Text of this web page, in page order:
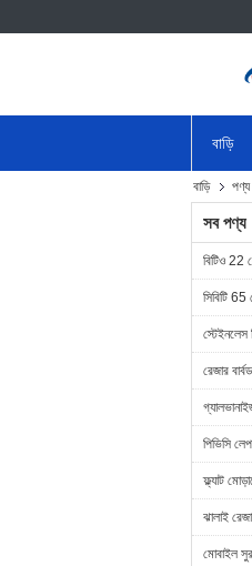
বাড়ি
বাড়ি পণ্য
সব পণ্য
বিটিও 22
সিবিটি 65
স্টেইনলেস
রেজার
পিভিসি
ফ্ল্যাট
ঝালাই
মোবাইল